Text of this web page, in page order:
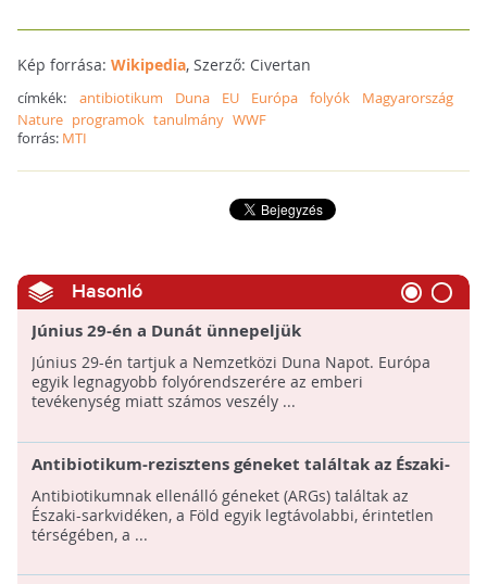
Kép forrása: Wikipedia, Szerző: Civertan
címkék: antibiotikum Duna EU Európa folyók
Magyarország
Nature programok tanulmány WWF
forrás: MTI
Hasonló
Június 29-én a Dunát ünnepeljük
Június 29-én tartjuk a Nemzetközi Duna Napot. Európa
egyik legnagyobb folyórendszerére az emberi
tevékenység miatt számos veszély ...
Antibiotikum-rezisztens géneket találtak az Északi-
sarkvidéken
Antibiotikumnak ellenálló géneket (ARGs) találtak az
Északi-sarkvidéken, a Föld egyik legtávolabbi, érintetlen
térségében, a ...